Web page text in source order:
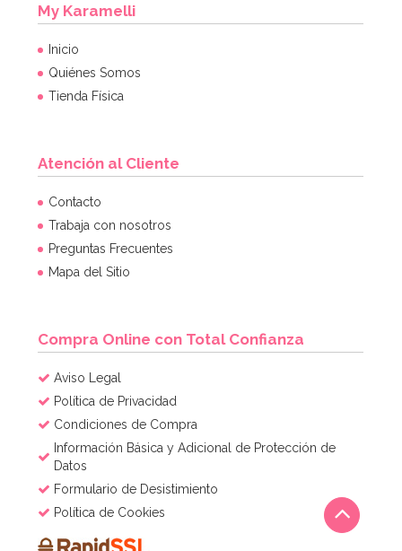
My Karamelli
Inicio
Quiénes Somos
Tienda Física
Atención al Cliente
Contacto
Trabaja con nosotros
Preguntas Frecuentes
Mapa del Sitio
Compra Online con Total Confianza
Aviso Legal
Política de Privacidad
Condiciones de Compra
Información Básica y Adicional de Protección de
Datos
Formulario de Desistimiento
Política de Cookies